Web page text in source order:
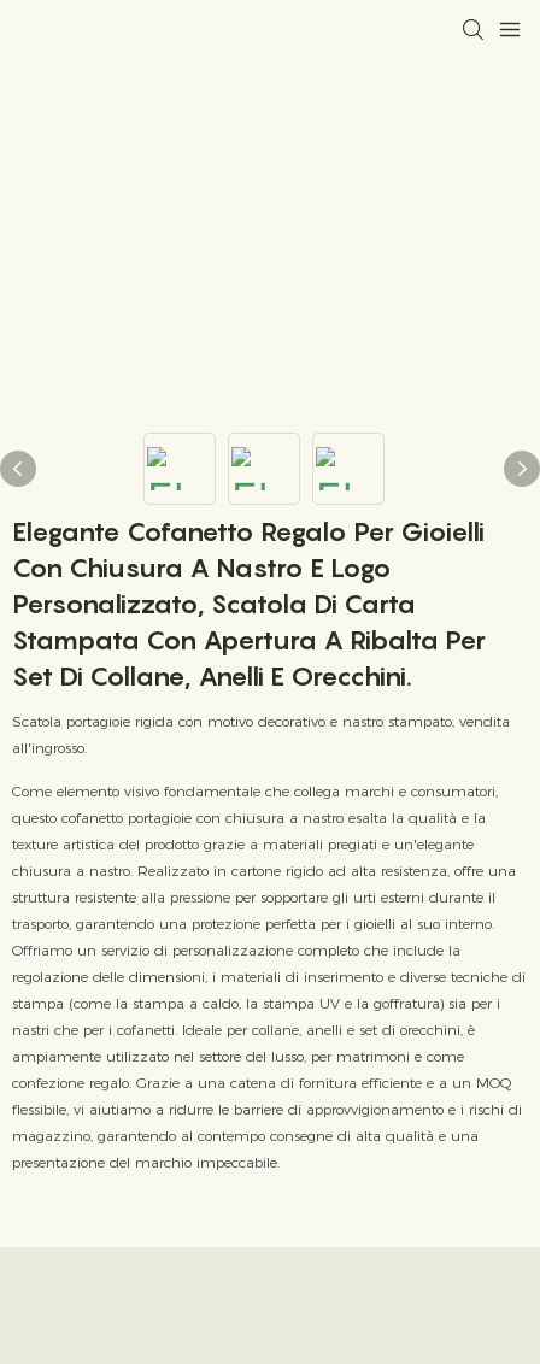
Elegante Cofanetto Regalo Per Gioielli
Con Chiusura A Nastro E Logo
Personalizzato, Scatola Di Carta
Stampata Con Apertura A Ribalta Per
Set Di Collane, Anelli E Orecchini.
Scatola portagioie rigida con motivo decorativo e nastro stampato, vendita
all'ingrosso.
Come elemento visivo fondamentale che collega marchi e consumatori,
questo cofanetto portagioie con chiusura a nastro esalta la qualità e la
texture artistica del prodotto grazie a materiali pregiati e un'elegante
chiusura a nastro. Realizzato in cartone rigido ad alta resistenza, offre una
struttura resistente alla pressione per sopportare gli urti esterni durante il
trasporto, garantendo una protezione perfetta per i gioielli al suo interno.
Offriamo un servizio di personalizzazione completo che include la
regolazione delle dimensioni, i materiali di inserimento e diverse tecniche di
stampa (come la stampa a caldo, la stampa UV e la goffratura) sia per i
nastri che per i cofanetti. Ideale per collane, anelli e set di orecchini, è
ampiamente utilizzato nel settore del lusso, per matrimoni e come
confezione regalo. Grazie a una catena di fornitura efficiente e a un MOQ
flessibile, vi aiutiamo a ridurre le barriere di approvvigionamento e i rischi di
magazzino, garantendo al contempo consegne di alta qualità e una
presentazione del marchio impeccabile.